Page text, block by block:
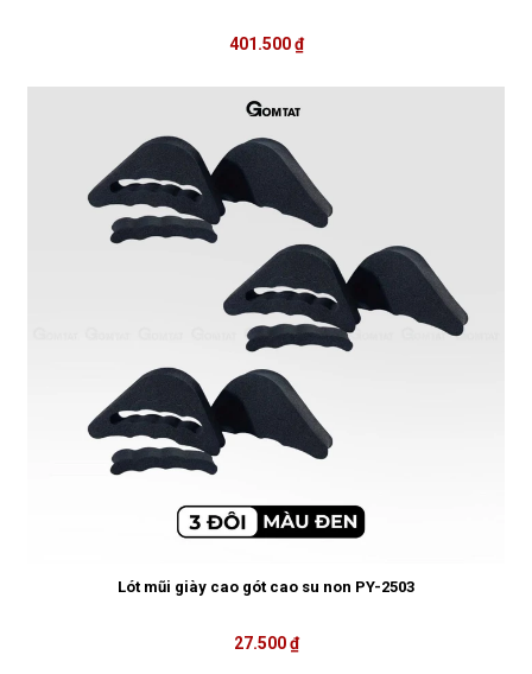
401.500 ₫
Lót mũi giày cao gót cao su non PY-2503
27.500 ₫